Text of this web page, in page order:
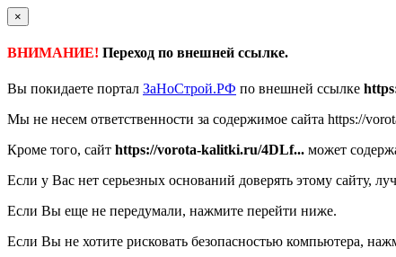
×
ВНИМАНИЕ! Переход по внешней ссылке.
Вы покидаете портал ЗаНоСтрой.РФ по внешней ссылке
Мы не несем ответственности за содержимое сайта https://
Кроме того, сайт https://vorota-kalitki.ru/4DLf... может
Если у Вас нет серьезных оснований доверять этому сайту,
Если Вы еще не передумали, нажмите перейти ниже.
Если Вы не хотите рисковать безопасностью компьютера,